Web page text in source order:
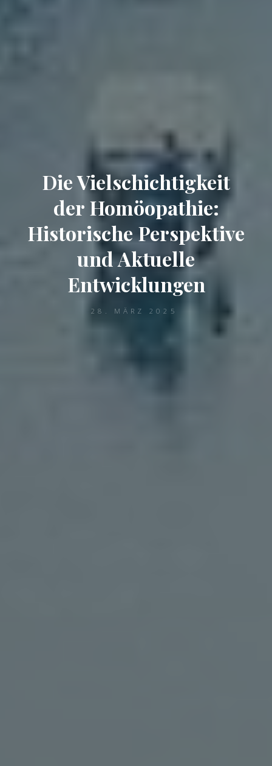
Die Vielschichtigkeit
der Homöopathie:
Historische Perspektive
und Aktuelle
Entwicklungen
28. MÄRZ 2025